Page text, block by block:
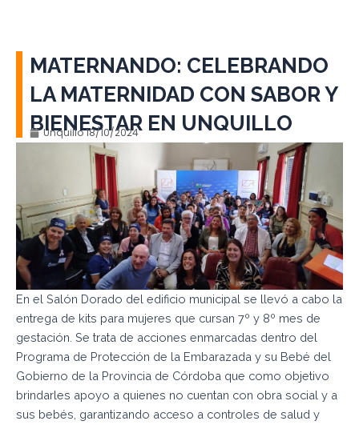
MATERNANDO: CELEBRANDO
LA MATERNIDAD CON SABOR Y
BIENESTAR EN UNQUILLO
Unquillo18/10/2024
En el Salón Dorado del edificio municipal se llevó a cabo la
entrega de kits para mujeres que cursan 7º y 8º mes de
gestación. Se trata de acciones enmarcadas dentro del
Programa de Protección de la Embarazada y su Bebé del
Gobierno de la Provincia de Córdoba que como objetivo
brindarles apoyo a quienes no cuentan con obra social y a
sus bebés, garantizando acceso a controles de salud y